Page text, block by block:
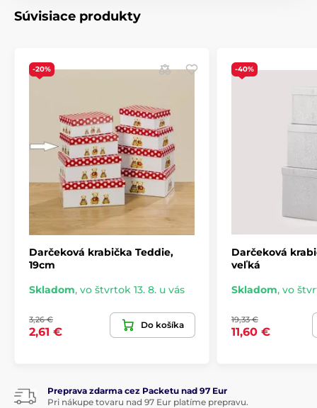
Produkt je zaradený v kategóriách
Vianočná medvedíková kolekcia
Súvisiace produkty
-20%
Darčeková krabička Teddie,
19cm
Skladom, vo štvrtok 13. 8. u vás
3,26 €
2,61 €
Do košíka
-40%
Darčeková
veľká
Skladom, vo
19,33 €
11,60 €
Preprava zdarma cez Packetu nad 97 Eur
Pri nákupe tovaru nad 97 Eur platíme prepravu.